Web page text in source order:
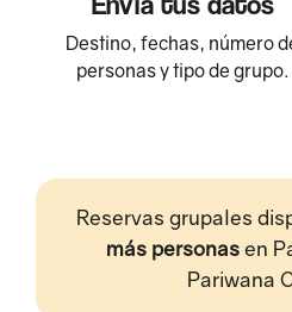
Destino, fechas, número
personas y tipo de grupo.
Reservas grupales
más personasen
Pariwana